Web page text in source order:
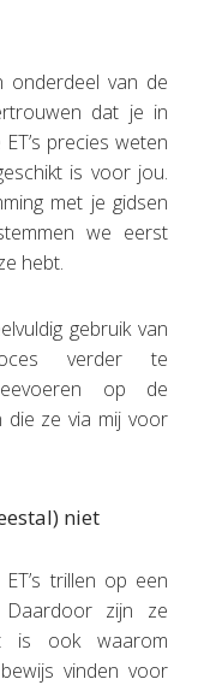
onderdeel van de
dat je in
precies weten
is voor jou.
met je gidsen
we eerst
hebt.
gebruik van
verder te
op de
die ze via mij voor
niet
trillen op een
zijn ze
is ook waarom
vinden voor